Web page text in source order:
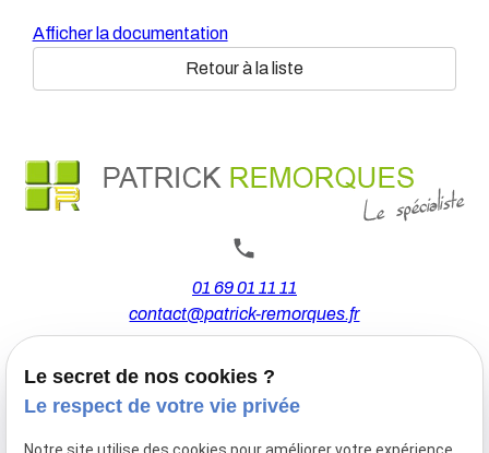
Afficher la documentation
Retour à la liste
01 69 01 11 11
contact@patrick-remorques.fr
44 Avenue de la Division Leclerc
91160 BALLAINVILLIERS
Le secret de nos cookies ?
Le respect de votre vie privée